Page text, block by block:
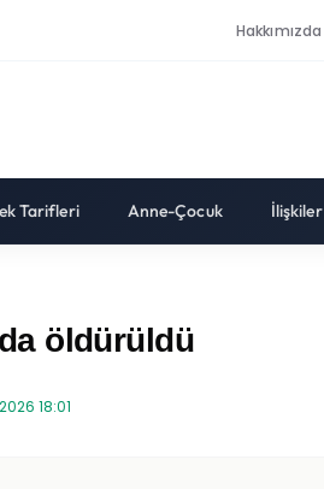
Hakkımızda
Tarifleri Anne-Çocuk İlişkiler
öldürüldü
18:01